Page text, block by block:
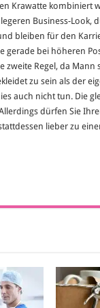
Krawatte kombiniert
Business-Look,
bleiben für den
gerade bei höheren
Regel, da Mann
zu sein als der
auch nicht tun. Die
dürfen Sie
lieber zu